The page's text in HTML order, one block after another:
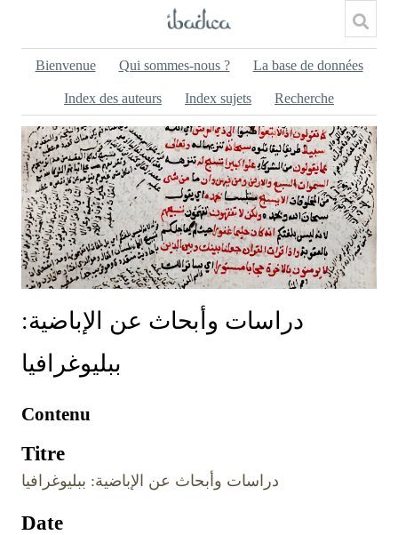
Bienvenue Qui sommes-nous ? La base de données
Index des auteurs Index sujets Recherche
‏دراسات وأبحاث عن الإباضية:
ببليوغرافيا
Contenu
Titre
‏دراسات وأبحاث عن الإباضية: ببليوغرافيا
Date